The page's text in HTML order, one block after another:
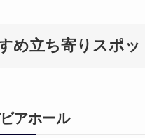
め立ち寄りスポッ
アホール